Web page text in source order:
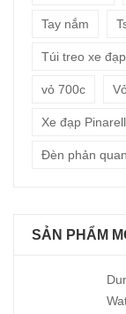
Tay nắm
Túi treo xe
vỏ 700c
Xe đạp
Đèn phản
SẢN PHẨM